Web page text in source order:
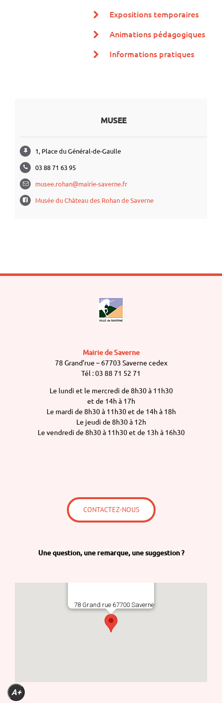
Expositions temporaires
Animations pédagogiques
Informations pratiques
MUSEE
1, Place du Général-de-Gaulle
03 88 71 63 95
musee.rohan@mairie-saverne.fr
Musée du Château des Rohan de Saverne
Mairie de Saverne
78 Grand’rue – 67703 Saverne cedex
Tél : 03 88 71 52 71
Le lundi et le mercredi de 8h30 à 11h30
et de 14h à 17h
Le mardi de 8h30 à 11h30 et de 14h à 18h
Le jeudi de 8h30 à 12h
Le vendredi de 8h30 à 11h30 et de 13h à 16h30
CONTACTEZ-NOUS
Une question, une remarque, une suggestion ?
78 Grand rue 67700 Saverne
A+